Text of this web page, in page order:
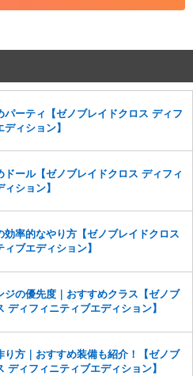
ださい。
ができませんのでご注意くだ
社に損害の及ぶ内容の書き込みがあ
ただく場合もございますので、あら
パーティ【ゼノブレイドクロス ディフ
ィション】
ドール【ゼノブレイドクロス ディフィ
ション】
効率的なやり方【ゼノブレイドクロス
ブエディション】
ジの優先度｜おすすめクラス【ゼノブ
ディフィニティブエディション】
り方｜おすすめ装備も紹介！【ゼノブ
ディフィニティブエディション】